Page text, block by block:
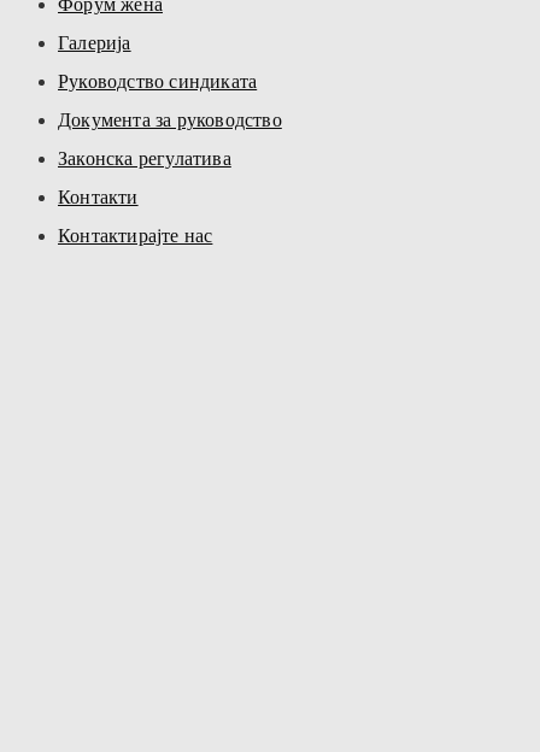
Галерија
Руководство синдиката
Документа за руководство
Законска регулатива
Контакти
Контактирајте нас